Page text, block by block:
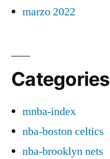
marzo 2022
Categories
mnba-index
nba-boston celtics
nba-brooklyn nets